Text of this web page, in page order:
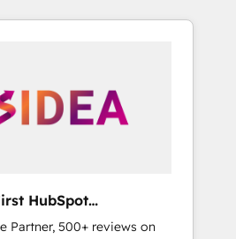
HubSpot
RevOps
Partner, 500+ reviews on